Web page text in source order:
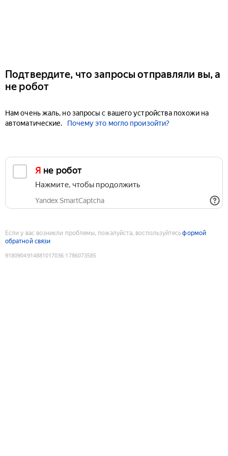
Подтвердите, что запросы отправляли вы, а
не робот
Нам очень жаль, но запросы с вашего устройства похожи на
автоматические.
Почему это могло произойти?
Я не робот
Нажмите, чтобы продолжить
Yandex SmartCaptcha
Если у вас возникли проблемы, пожалуйста, воспользуйтесьформой
обратной связи
9180904914881017036:1786073585